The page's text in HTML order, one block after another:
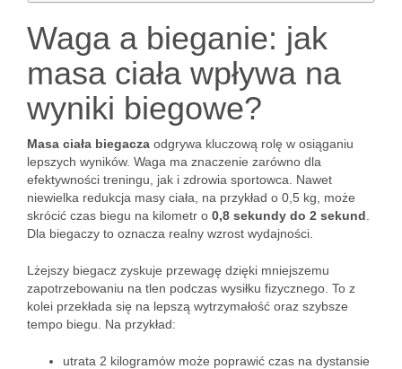
Waga a bieganie: jak
masa ciała wpływa na
wyniki biegowe?
Masa ciała biegacza odgrywa kluczową rolę w osiąganiu
lepszych wyników. Waga ma znaczenie zarówno dla
efektywności treningu, jak i zdrowia sportowca. Nawet
niewielka redukcja masy ciała, na przykład o 0,5 kg, może
skrócić czas biegu na kilometr o 0,8 sekundy do 2 sekund
Dla biegaczy to oznacza realny wzrost wydajności.
Lżejszy biegacz zyskuje przewagę dzięki mniejszemu
zapotrzebowaniu na tlen podczas wysiłku fizycznego. To z
kolei przekłada się na lepszą wytrzymałość oraz szybsze
tempo biegu. Na przykład:
utrata 2 kilogramów może poprawić czas na dystansie